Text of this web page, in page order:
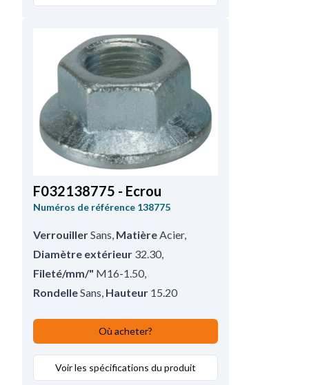
F032138775 - Ecrou
Numéros de référence 138775
VerrouillerSans, MatièreAcier,
Diamètre extérieur 32.30,
Fileté/mm/" M16-1.50,
RondelleSans, Hauteur 15.20
Où acheter?
Voir les spécifications du produit